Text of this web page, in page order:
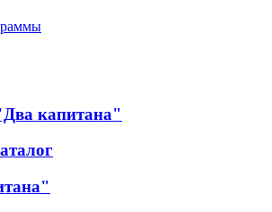
капитана"